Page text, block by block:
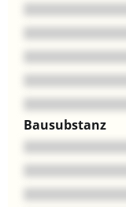
Bausubstanz